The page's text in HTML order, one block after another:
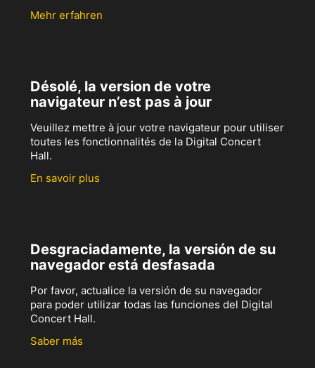
Mehr erfahren
Désolé, la version de votre
navigateur n’est pas à jour
Veuillez mettre à jour votre navigateur pour utiliser
toutes les fonctionnalités de la Digital Concert
Hall.
En savoir plus
Desgraciadamente, la versión de su
navegador está desfasada
Por favor, actualice la versión de su navegador
para poder utilizar todas las funciones del Digital
Concert Hall.
Saber más